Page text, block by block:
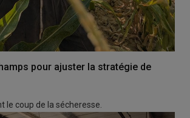
pour ajuster la stratégie de
le coup de la sécheresse.